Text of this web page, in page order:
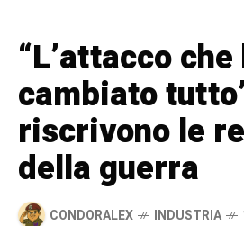
“L’attacco che
cambiato
riscrivono le
della guerra
CONDORALEX INDUSTRIA